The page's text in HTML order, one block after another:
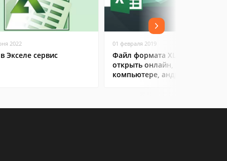
2022
Экселе сервис
01 февраля 2019
Файл формата XLS: чем
открыть онлайн, на
компьютере, андроиде